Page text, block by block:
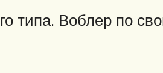
типа. Воблер по